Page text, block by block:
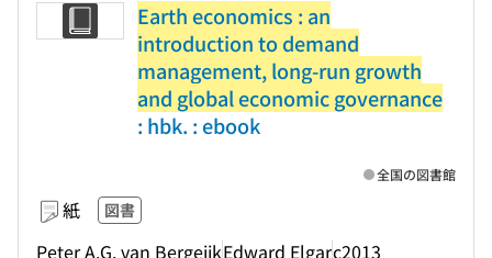
Earth economics : an
introduction to demand
management, long-run growth
and global economic governance
: hbk. : ebook
紙 図書
Peter A.G. van BergeijkEdward Elgarc2013
全国の図書館